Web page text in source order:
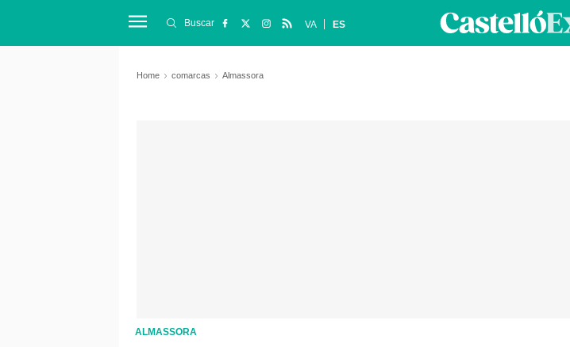
Buscar VA ES
Home comarcas Almassora
ALMASSORA